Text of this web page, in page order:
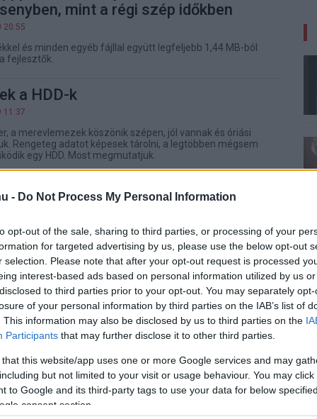
- Do Not Process My Personal Information
opt-out of the sale, sharing to third parties, or processing of your
for targeted advertising by us, please use the below opt-out
selection. Please note that after your opt-out request is processed
interest-based ads based on personal information utilized by us
to third parties prior to your opt-out. You may separately
of your personal information by third parties on the IAB’s list of
This information may also be disclosed by us to third parties on the
Participants that may further disclose it to other third parties.
that this website/app uses one or more Google services and may
but not limited to your visit or usage behaviour. You may
to Google and its third-party tags to use your data for below
consent section.
mint a régi szép időkben
20:55
és minden egyéb fájllal együtt legfeljebb 1,44 MB-ból
fejlesztők.
a HDD-k
11:37
a merevlemezek köszönik szépen, jól vannak és óriási
Rengeteg adatot képesek tárolni, a legtöbben mégsem
egy HDD. Most megmutatjuk.
látszó profilok védik vehemensen
15:04
szerint botszerű közösségi profilok próbálják kedvezőbb
a fizikai PlayStation-játékok megszüntetését.
leáll a PlayStation-lemezek
tól a családi játékvásárlás is
vásárlást ígér, de közben gyengíti azt a régi családi
játékot el lehetett adni, kölcsönözni másoknak, tovább
és a polcra téve a sajátunknak érezhettük.